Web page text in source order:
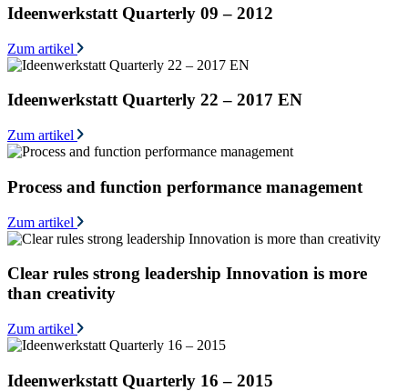
Ideenwerkstatt Quarterly 09 – 2012
Zum artikel
Ideenwerkstatt Quarterly 22 – 2017 EN
Zum artikel
Process and function performance management
Zum artikel
Clear rules strong leadership Innovation is more
than creativity
Zum artikel
Ideenwerkstatt Quarterly 16 – 2015